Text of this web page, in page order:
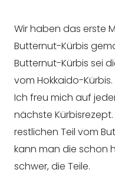
Wir haben das erste
Butternut-Kürbis
Butternut-Kürbis sei
vom Hokkaido-
Ich freu mich auf
nächste
restlichen Teil vom
kann man die schon
schwer, die Teile.